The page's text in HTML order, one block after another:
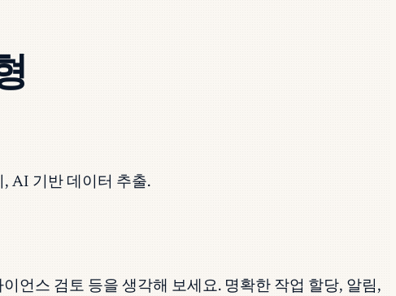
AI 기반 데이터 추출.
언스 검토 등을 생각해 보세요. 명확한 작업 할당, 알림,